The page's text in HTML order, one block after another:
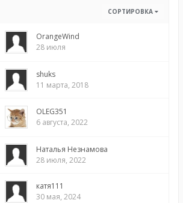
СОРТИРОВКА
OrangeWind
28 июля
shuks
11 марта, 2018
OLEG351
6 августа, 2022
Наталья Незнамова
28 июля, 2022
катя111
30 мая, 2024